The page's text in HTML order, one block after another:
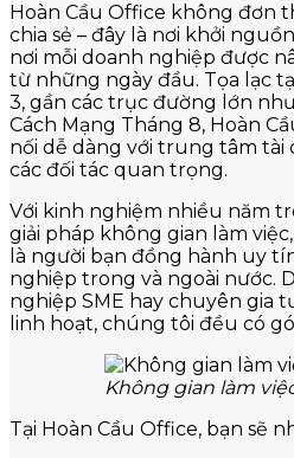
Hoàn Cầu Office không đơn
chia sẻ – đây là nơi khởi
nơi mỗi doanh nghiệp được
từ những ngày đầu. Tọa lạc
3, gần các trục đường lớn
Cách Mạng Tháng 8, Hoàn
nối dễ dàng với trung tâm tài
các đối tác quan trọng.
Với kinh nghiệm nhiều năm
giải pháp không gian làm
là người bạn đồng hành uy
nghiệp trong và ngoài nước.
nghiệp SME hay chuyên gia
linh hoạt, chúng tôi đều có
Không gian làm
Tại Hoàn Cầu Office, bạn sẽ